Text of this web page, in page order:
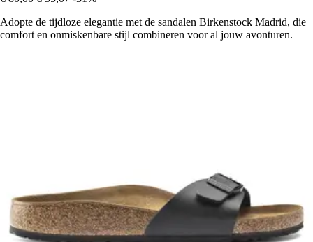
Adopte de tijdloze elegantie met de sandalen Birkenstock Madrid, die
comfort en onmiskenbare stijl combineren voor al jouw avonturen.